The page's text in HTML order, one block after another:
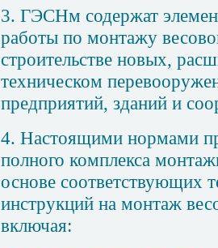
3. ГЭСНм содержат
работы по монтажу
строительстве новых,
техническом
предприятий, зданий и
4. Настоящими нормами
полного комплекса
основе соответствующих
инструкций на монтаж
включая: